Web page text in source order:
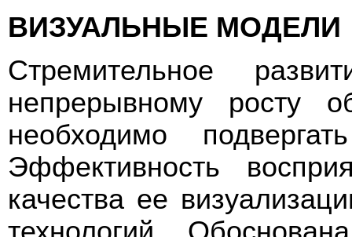
ВИЗУАЛЬНЫЕ МОДЕЛИ
Стремительное
непрерывному росту
необходимо
Эффективность
качества ее